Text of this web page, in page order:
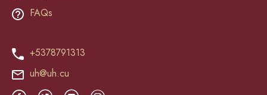
FAQs
+5378791313
uh@uh.cu